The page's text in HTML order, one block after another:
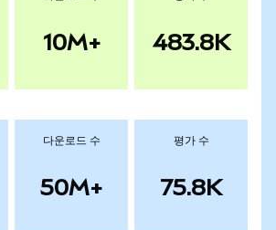
10M+ 483.8K
다운로드 수
50M+
평가 수
75.8K